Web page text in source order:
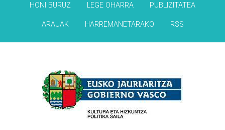
HONI BURUZ LEGE OHARRA PUBLIZITATEA
ARAUAK HARREMANETARAKO RSS